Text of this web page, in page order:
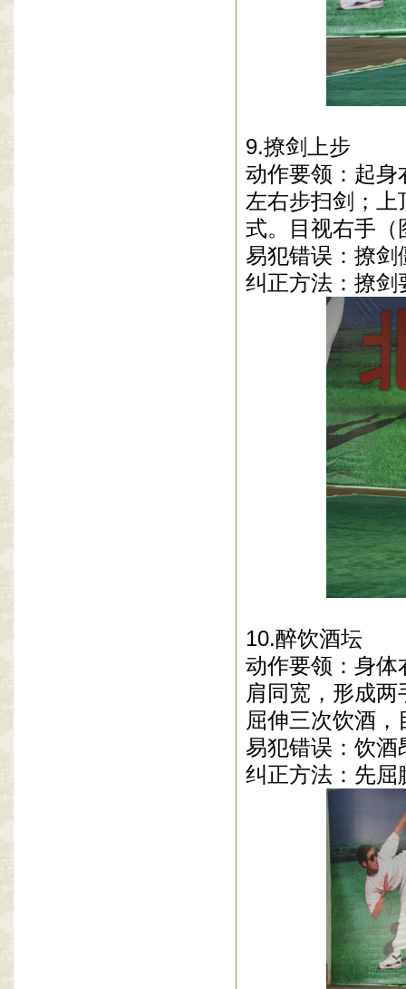
9.撩剑上步
动作要领：起身
左右步扫剑；
式。目视右手（
易犯错误：撩剑
纠正方法：撩剑
10.醉饮酒坛
动作要领：身体
肩同宽，形成
屈伸三次饮酒
易犯错误：饮酒
纠正方法：先屈